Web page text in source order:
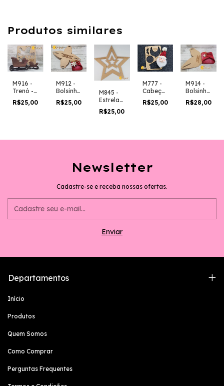
Produtos similares
M916 -
Trenó -
Gabarito
em MDF
R$25,00
M912 -
Bolsinha
Porta
Bombom
R$25,00
M845 -
Estrelas
Gabarito
R$25,00
M777 -
Cabeça
do
Papai
R$25,00
M914 -
Bolsinha
Porta
Bombom
R$28,00
Newsletter
Cadastre-se e receba nossas ofertas.
Departamentos
Início
Produtos
Quem Somos
Como Comprar
Perguntas Frequentes